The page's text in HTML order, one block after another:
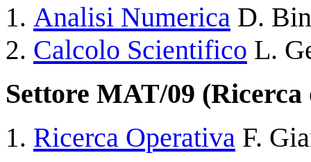
Analisi Numerica D.
Calcolo Scientifico L.
Settore MAT/09
Ricerca Operativa F.